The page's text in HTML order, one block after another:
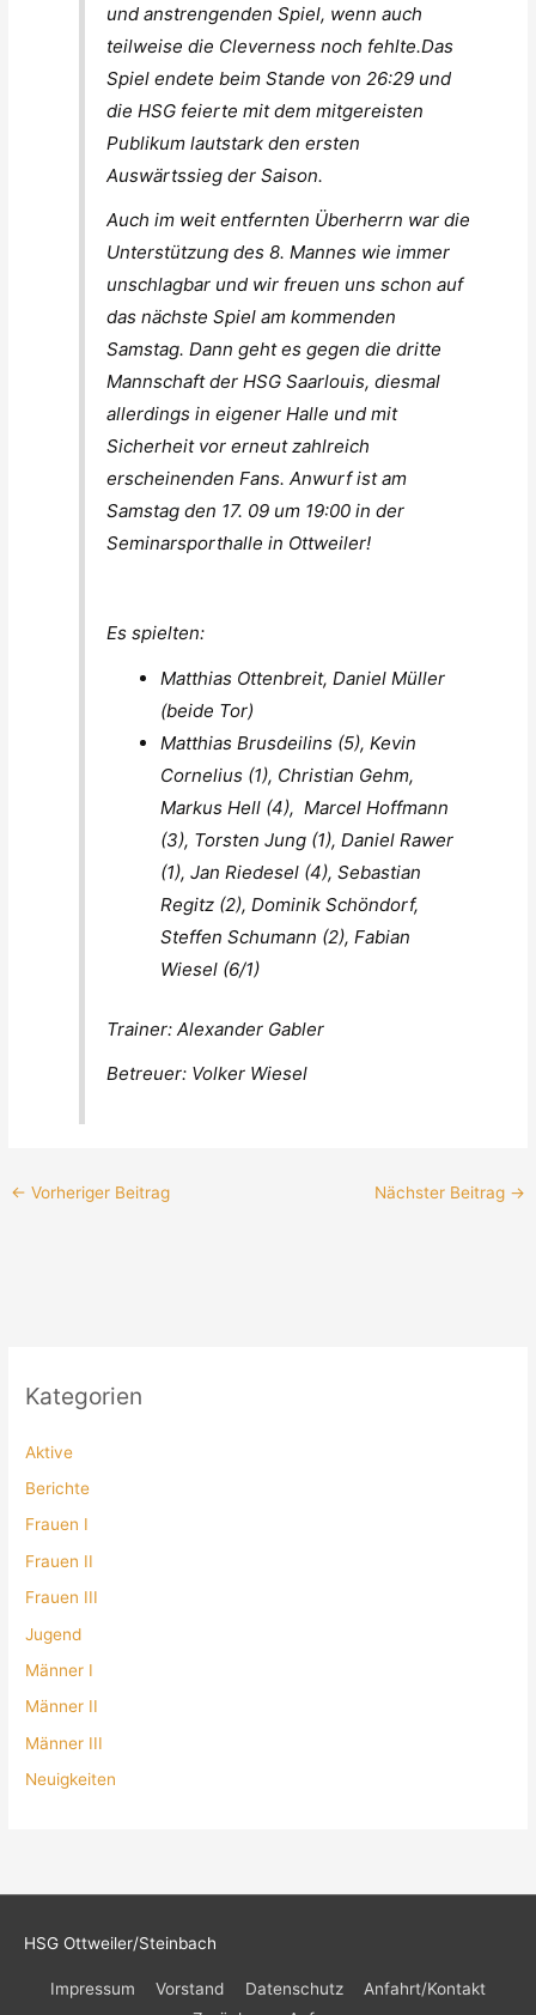
Kategorien
Aktive
Berichte
Frauen I
Frauen II
Frauen III
Jugend
Männer I
Männer II
Männer III
Neuigkeiten
und anstrengenden Spiel, wenn auch
teilweise die Cleverness noch fehlte.Das
Spiel endete beim Stande von 26:29 und
die HSG feierte mit dem mitgereisten
Publikum lautstark den ersten
Auswärtssieg der Saison.
Auch im weit entfernten Überherrn war die
Unterstützung des 8. Mannes wie immer
unschlagbar und wir freuen uns schon auf
das nächste Spiel am kommenden
Samstag. Dann geht es gegen die dritte
Mannschaft der HSG Saarlouis, diesmal
allerdings in eigener Halle und mit
Sicherheit vor erneut zahlreich
erscheinenden Fans. Anwurf ist am
Samstag den 17. 09 um 19:00 in der
Seminarsporthalle in Ottweiler!
Es spielten:
Matthias Ottenbreit, Daniel Müller
(beide Tor)
Matthias Brusdeilins (5), Kevin
Cornelius (1), Christian Gehm,
Markus Hell (4), Marcel Hoffmann
(3), Torsten Jung (1), Daniel Rawer
(1), Jan Riedesel (4), Sebastian
Regitz (2), Dominik Schöndorf,
Steffen Schumann (2), Fabian
Wiesel (6/1)
Trainer: Alexander Gabler
Betreuer: Volker Wiesel
← Vorheriger Beitrag Nächster Beitrag →
HSG Ottweiler/Steinbach
Impressum Vorstand Datenschutz
Anfahrt/Kontakt